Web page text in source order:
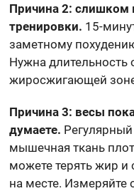
Причина 2: слишком
тренировки. 15-
заметному
Нужна длительность
жиросжигающей
Причина 3: весы
думаете.
мышечная ткань
можете терять жир и
на месте.